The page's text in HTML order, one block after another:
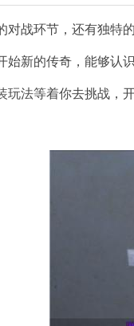
对战环节，还有独特
始新的传奇，能够认
玩法等着你去挑战，